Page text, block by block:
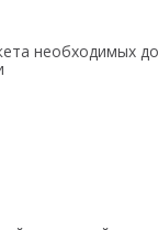
необходимых